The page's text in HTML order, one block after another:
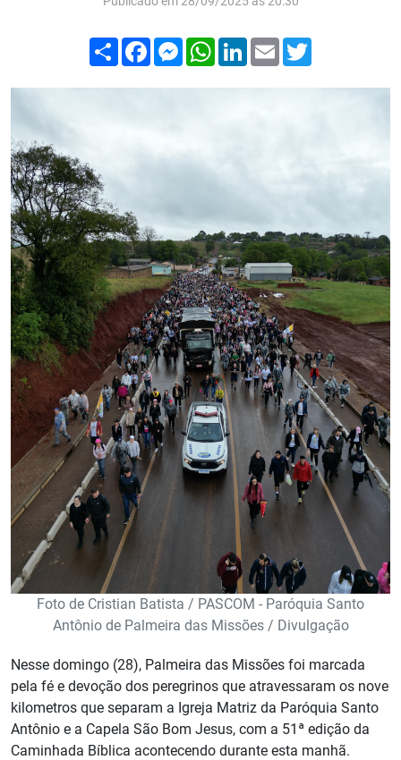
Compartilhar
FacebookMessenger
WhatsApp
LinkedIn
Email
Foto de Cristian Batista / PASCOM - Paróquia Santo
Antônio de Palmeira das Missões / Divulgação
Nesse domingo (28), Palmeira das Missões foi marcada
pela fé e devoção dos peregrinos que atravessaram os nove
kilometros que separam a Igreja Matriz da Paróquia Santo
Antônio e a Capela São Bom Jesus, com a 51ª edição da
Caminhada Bíblica acontecendo durante esta manhã.